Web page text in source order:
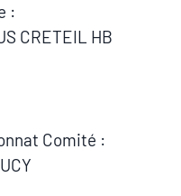
:
CRETEIL HB
Comité :